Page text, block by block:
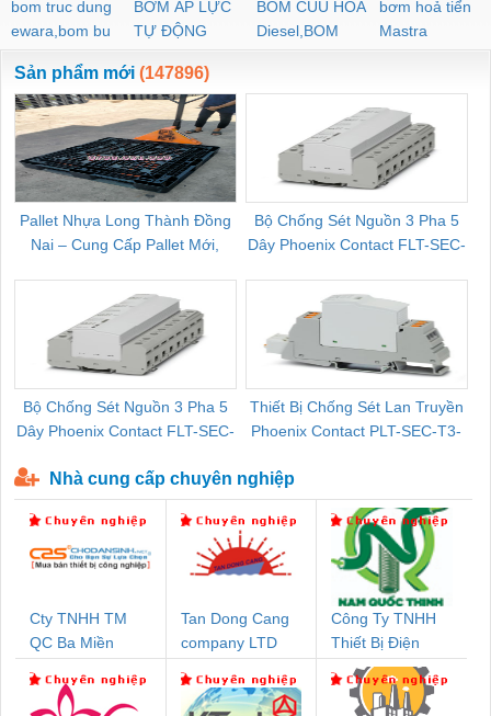
bom truc dung
ewara,bom bu
ewara
BƠM ÁP LỰC
TỰ ĐỘNG
BOM CUU HOA
Diesel,BOM
CHUA CHAY
bơm hoả tiển
Mastra
Sản phẩm mới (147896)
Pallet Nhựa Long Thành Đồng
Nai – Cung Cấp Pallet Mới,
Bộ Chống Sét Nguồn 3 Pha 5
Dây Phoenix Contact FLT-SEC-
Bộ Chống Sét Nguồn 3 Pha 5
Dây Phoenix Contact FLT-SEC-
Thiết Bị Chống Sét Lan Truyền
Phoenix Contact PLT-SEC-T3-
Nhà cung cấp chuyên nghiệp
Cty TNHH TM
QC Ba Miền
Tan Dong Cang
company LTD
Công Ty TNHH
Thiết Bị Điện
Nam Quốc Thịnh